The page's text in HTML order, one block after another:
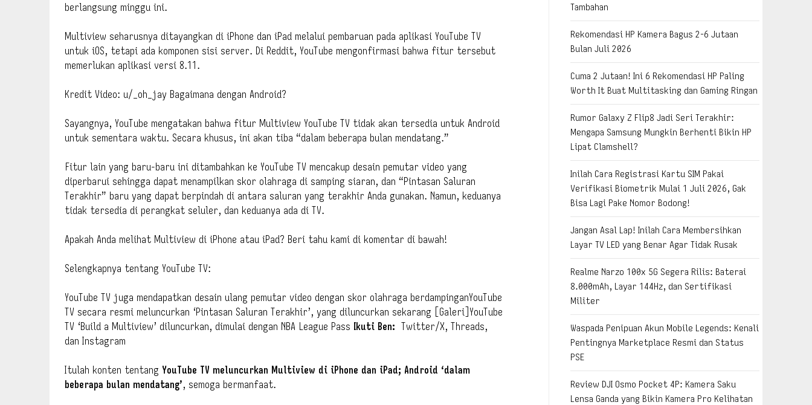
berlangsung minggu ini.
Multiview seharusnya ditayangkan di iPhone dan iPad melalui pembaruan pada aplikasi YouTube TV
untuk iOS, tetapi ada komponen sisi server. Di Reddit, YouTube mengonfirmasi bahwa fitur tersebut
memerlukan aplikasi versi 8.11.
Kredit Video: u/_oh_jay Bagaimana dengan Android?
Sayangnya, YouTube mengatakan bahwa fitur Multiview YouTube TV tidak akan tersedia untuk Android
untuk sementara waktu. Secara khusus, ini akan tiba “dalam beberapa bulan mendatang.”
Fitur lain yang baru-baru ini ditambahkan ke YouTube TV mencakup desain pemutar video yang
diperbarui sehingga dapat menampilkan skor olahraga di samping siaran, dan “Pintasan Saluran
Terakhir” baru yang dapat berpindah di antara saluran yang terakhir Anda gunakan. Namun, keduanya
tidak tersedia di perangkat seluler, dan keduanya ada di TV.
Apakah Anda melihat Multiview di iPhone atau iPad? Beri tahu kami di komentar di bawah!
Selengkapnya tentang YouTube TV:
YouTube TV juga mendapatkan desain ulang pemutar video dengan skor olahraga berdampinganYouTube
TV secara resmi meluncurkan ‘Pintasan Saluran Terakhir’, yang diluncurkan sekarang [Galeri]YouTube
TV ‘Build a Multiview’ diluncurkan, dimulai dengan NBA League Pass Ikuti Ben: Twitter/X, Threads,
dan Instagram
Itulah konten tentang YouTube TV meluncurkan Multiview di iPhone dan iPad; Android ‘dalam
beberapa bulan mendatang’, semoga bermanfaat.
Tambahan
Rekomendasi HP Kamera Bagus 2-6 Jutaan
Bulan Juli 2026
Cuma 2 Jutaan! Ini 6 Rekomendasi HP Paling
Worth It Buat Multitasking dan Gaming Ringan
Rumor Galaxy Z Flip8 Jadi Seri Terakhir:
Mengapa Samsung Mungkin Berhenti Bikin HP
Lipat Clamshell?
Inilah Cara Registrasi Kartu SIM Pakai
Verifikasi Biometrik Mulai 1 Juli 2026, Gak
Bisa Lagi Pake Nomor Bodong!
Jangan Asal Lap! Inilah Cara Membersihkan
Layar TV LED yang Benar Agar Tidak Rusak
Realme Narzo 100x 5G Segera Rilis: Baterai
8.000mAh, Layar 144Hz, dan Sertifikasi
Militer
Waspada Penipuan Akun Mobile Legends: Kenali
Pentingnya Marketplace Resmi dan Status
PSE
Review DJI Osmo Pocket 4P: Kamera Saku
Lensa Ganda yang Bikin Kamera Pro Kelihatan